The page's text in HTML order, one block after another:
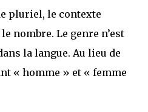
pluriel, le contexte
nombre. Le genre n’est
la langue. Au lieu de
« homme » et « femme